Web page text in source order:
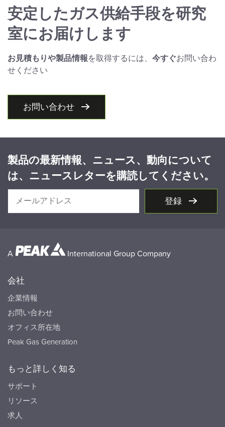
安定したガス供給手段を研究
室にお届けします
お見積もりや製品情報を取得するには、 今すぐお問い合わ
せください
お問い合わせ
製品の最新情報、ニュース、動向について
は、ニュースレターを購読してください。
登録
A International Group Company
会社
企業情報
お問い合わせ
オフィス所在地
Peak Gas Generation
もっと詳しく知る
サポート
リソース
求人